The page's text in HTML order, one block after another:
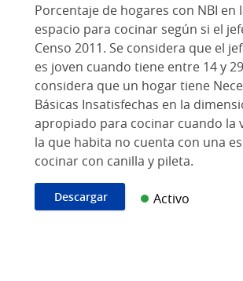
Porcentaje de hogares con NBI en
espacio para cocinar según si el
Censo 2011. Se considera que el
es joven cuando tiene entre 14 y
considera que un hogar tiene
Básicas Insatisfechas en la
apropiado para cocinar cuando la
la que habita no cuenta con una
cocinar con canilla y pileta.
Descargar Activo